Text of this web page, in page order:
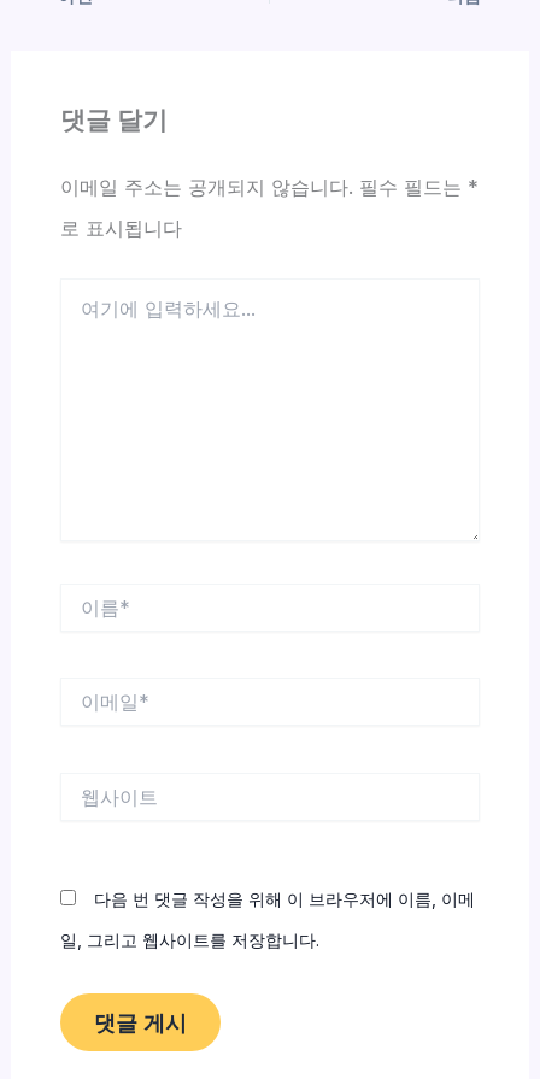
댓글 달기
이메일 주소는 공개되지 않습니다. 필수 필드는 *
로 표시됩니다
다음 번 댓글 작성을 위해 이 브라우저에 이름, 이메
일, 그리고 웹사이트를 저장합니다.